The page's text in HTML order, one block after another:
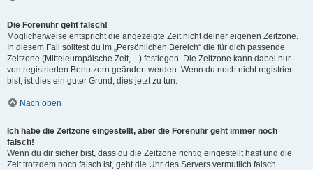
Die Forenuhr geht falsch!
Möglicherweise entspricht die angezeigte Zeit nicht deiner eigenen Zeitzone.
In diesem Fall solltest du im „Persönlichen Bereich“ die für dich passende
Zeitzone (Mitteleuropäische Zeit, ...) festlegen. Die Zeitzone kann dabei nur
von registrierten Benutzern geändert werden. Wenn du noch nicht registriert
bist, ist dies ein guter Grund, dies jetzt zu tun.
Nach oben
Ich habe die Zeitzone eingestellt, aber die Forenuhr geht immer noch
falsch!
Wenn du dir sicher bist, dass du die Zeitzone richtig eingestellt hast und die
Zeit trotzdem noch falsch ist, geht die Uhr des Servers vermutlich falsch.